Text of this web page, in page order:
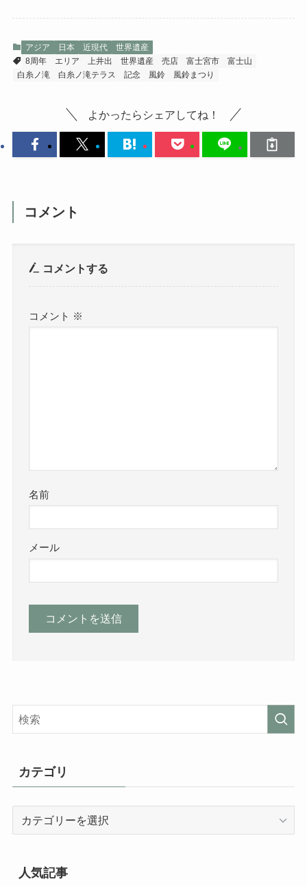
アジア 日本 近現代
世界遺産
8周年
エリア 上井出 世界遺産 売店 富士宮市
富士山
白糸ノ滝
白糸ノ滝テラス 記念 風鈴 風鈴まつり
よかったらシェアしてね！
コメント
コメントする
コメント ※
名前
メール
カテゴリ
人気記事